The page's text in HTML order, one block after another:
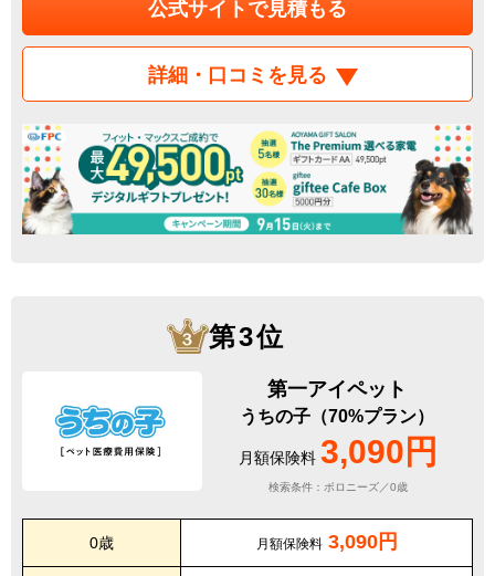
公式サイトで見積もる
詳細・口コミを見る
第3位
第一アイペット
うちの子（70%プラン）
月額保険料 3,090円
検索条件：ボロニーズ／0歳
0歳 月額保険料 3,090円